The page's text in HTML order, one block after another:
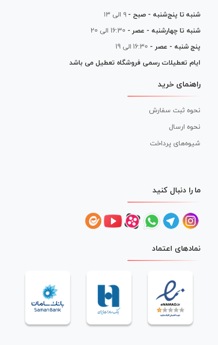
شنبه تا پنج‌شنبه - صبح - ۹ الی ۱۳
شنبه تا چهارشنبه - عصر - 16:30 الی 20
پنج شنبه - عصر - 16:30 الی 19
ایام تعطیلات رسمی فروشگاه تعطیل می باشد
راهنمای خرید
نحوه ثبت سفارش
نحوه ارسال
شیوه‌های پرداخت
ما را دنبال کنید
نمادهای اعتماد